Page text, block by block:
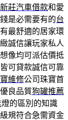
新莊汽車借款和愛
是必需要有的台
最舒適的居家環
誠信讓玩家私人
像均可派估價抵
可貸款誠信可靠
維修公司珠寶首
良品質狗罐推薦
的區別的知識
規符合急需資金